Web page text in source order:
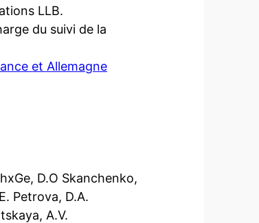
LLB.
du suivi de la
et Allemagne
D.O Skanchenko,
Petrova, D.A.
A.V.